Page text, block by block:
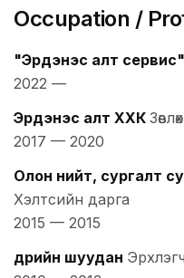
Occupation /
"Эрдэнэс алт
2022 —
Эрдэнэс алт ХХК Зөвлөх
2017 — 2020
Олон нийт, сургалт
Хэлтсийн дарга
2015 — 2015
Өдрийн шуудан Эрхлэгч